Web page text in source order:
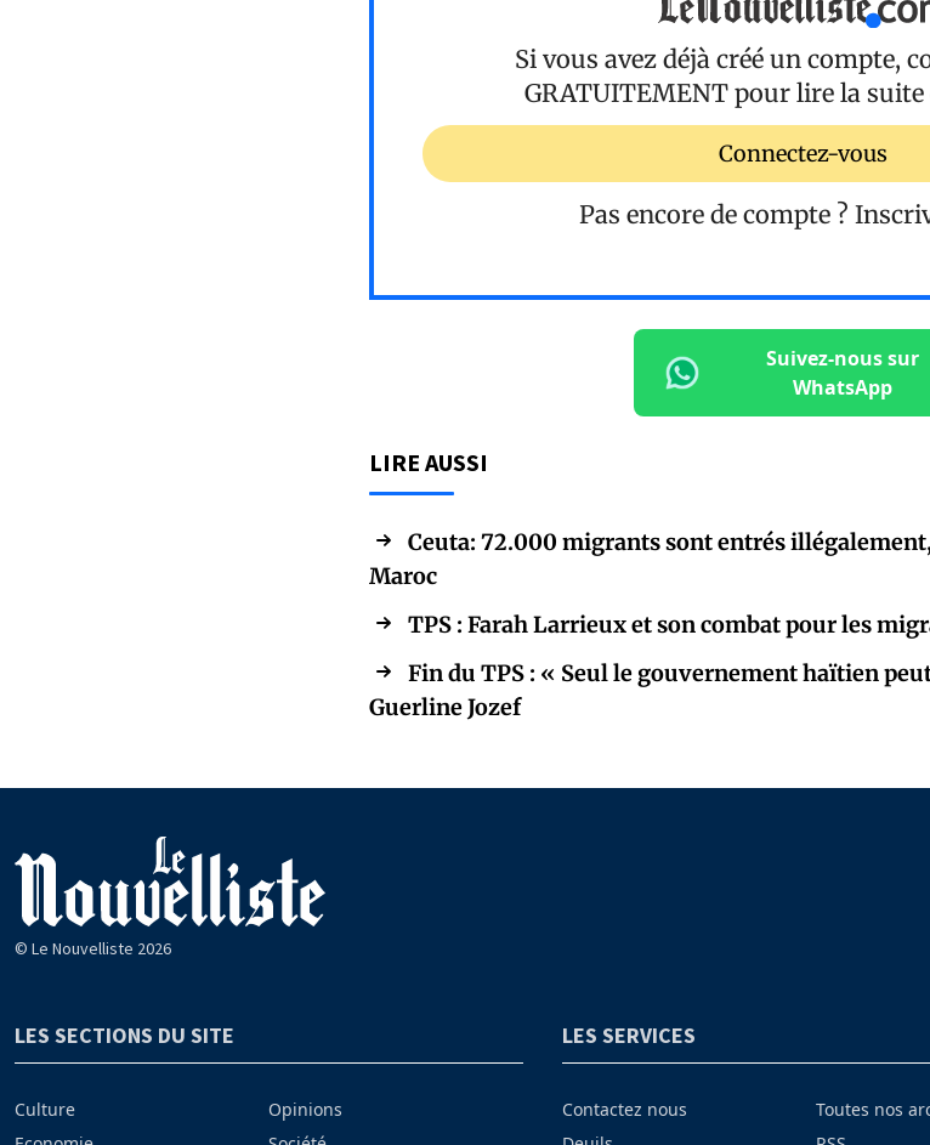
Si vous avez déjà créé un compte,
GRATUITEMENT pour lire la suite
Connectez-vous
Pas encore de compte ?
Suivez-nous sur
WhatsApp
LIRE AUSSI
Ceuta: 72.000 migrants sont entrés
Maroc
TPS : Farah Larrieux et son combat pour les
Fin du TPS : « Seul le gouvernement haïtien
Guerline Jozef
© Le Nouvelliste 2026
LES SECTIONS DU SITE
Culture
Opinions
LES SERVICES
Contactez nous
Toutes nos